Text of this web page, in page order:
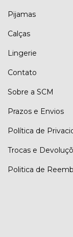
Pijamas
Calças
Lingerie
Contato
Sobre a SCM
Prazos e Envios
Política de
Trocas e
Politica de